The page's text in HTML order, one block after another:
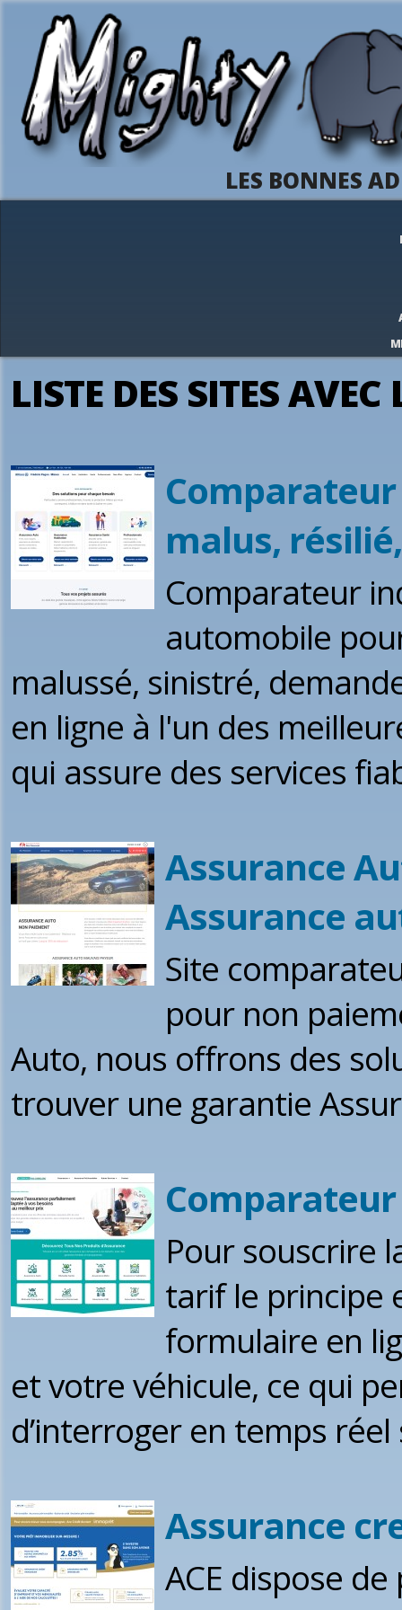
LES BONNES
LISTE DES SITES
malus,
Comparateur
automobile
malussé, sinistré,
en ligne à l'un des
qui assure des services
Assurance
Assurance
Site
pour non
Auto, nous offrons des
trouver une garantie
Pour souscrire
tarif le principe
formulaire en
et votre véhicule, ce qui
d’interroger en temps
Assurance
ACE dispose